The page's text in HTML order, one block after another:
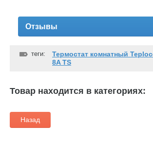
Отзывы
теги:
Термостат комнатный
8A TS
Товар находится в категориях:
Назад